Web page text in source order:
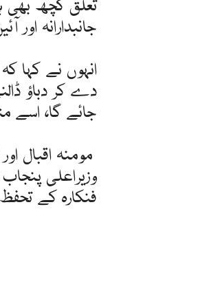
تعلق کچھ بھی
جانبدارانہ
انہوں نے کہا
دے کر دباؤ
جائے گا، اسے
مومنہ اقبال
وزیراعلی
فنکارہ کے